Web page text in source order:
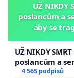
UŽ NIKDY
poslancům a
aby se
UŽ NIKDY
poslancům a
aby se
4 565 podpisů